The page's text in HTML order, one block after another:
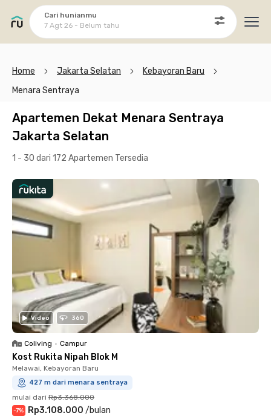
Cari hunianmu
7 Agt 26 - Belum tahu
Home Jakarta Selatan
Kebayoran Baru
Menara Sentraya
Apartemen Dekat Menara Sentraya
Jakarta Selatan
1 - 30 dari 172 Apartemen Tersedia
Video 360
Coliving • Campur
Kost Rukita Nipah Blok M
Melawai, Kebayoran Baru
427 m dari menara sentraya
mulai dari Rp3.368.000
-7% Rp3.108.000 /bulan